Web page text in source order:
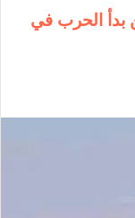
بدأ الحرب في